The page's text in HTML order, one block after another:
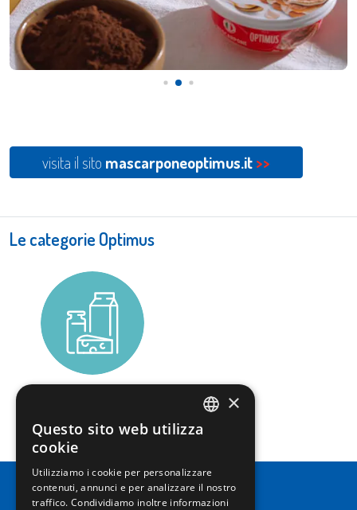
visita il sito mascarponeoptimus.it>>
Le categorie Optimus
×
Questo sito web utilizza
cookie
Utilizziamo i cookie per personalizzare
contenuti, annunci e per analizzare il nostro
traffico. Condividiamo inoltre informazioni